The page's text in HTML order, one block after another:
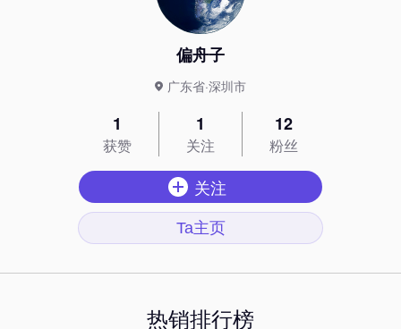
偏舟子
广东省·深圳市
1
获赞
1
关注
12
粉丝
关注
Ta主页
热销排行榜